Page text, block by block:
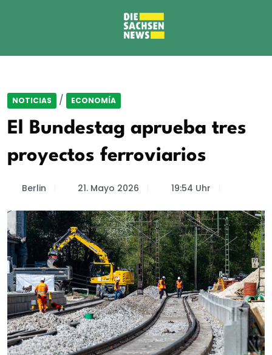
NOTICIAS / ECONOMÍA
El Bundestag aprueba tres
proyectos ferroviarios
Berlin 21. Mayo 2026 19:54 Uhr